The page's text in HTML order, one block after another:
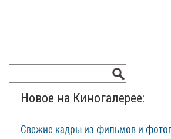
Новое на Киногалерее:
Свежие кадры из фильмов и